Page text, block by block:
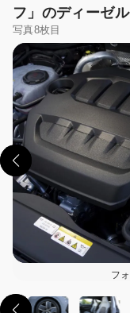
フ」のディーゼ
写真8枚目
フ
この